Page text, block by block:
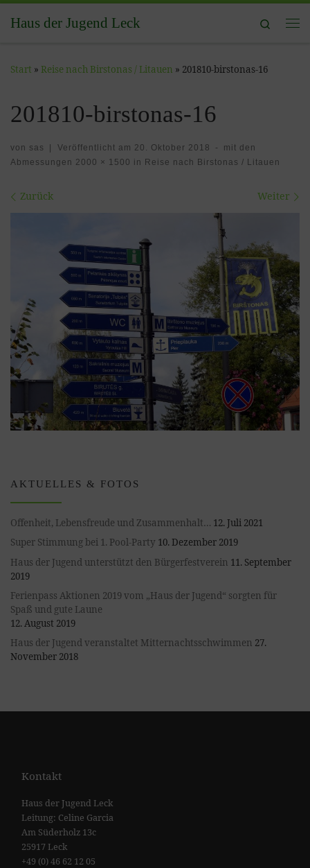
Zum Inhalt springen
Haus der Jugend Leck
Search
Start » Reise nach Birstonas / Litauen » 201810-birstonas-16
201810-birstonas-16
von sas | Veröffentlicht am 20. Oktober 2018 -
mit den
Abmessungen 2000 × 1500 in Reise nach Birstonas / Litauen
Bilder Navigation
Zurück Weiter
AKTUELLES & FOTOS
Offenheit, Lebensfreude und Zusammenhalt… 12. Juli 2021
Super Stimmung bei 1. Pool-Party 10. Dezember 2019
Haus der Jugend unterstützt den Bürgerfestverein 11. September
2019
Ferienpass Aktionen 2019 vom „Haus der Jugend“ sorgten für
Spaß und gute Laune
12. August 2019
Haus der Jugend veranstaltet Mitternachtsschwimmen 27.
November 2018
Kontakt
Haus der Jugend Leck
Leitung: Celine Garcia
Am Süderholz 13c
25917 Leck
+49 (0) 46 62 12 05